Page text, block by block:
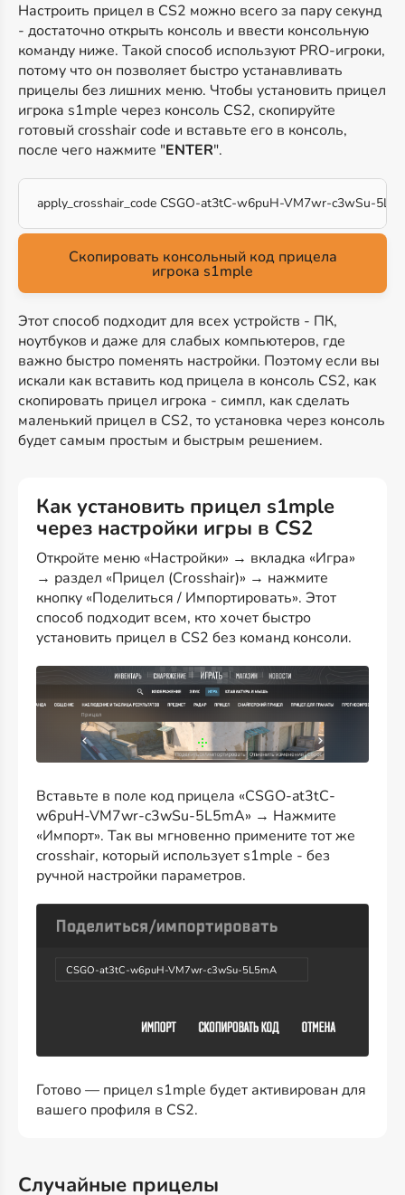
Настроить прицел в CS2 можно всего за пару секунд
- достаточно открыть консоль и ввести консольную
команду ниже. Такой способ используют PRO-игроки,
потому что он позволяет быстро устанавливать
прицелы без лишних меню. Чтобы установить прицел
игрока s1mple через консоль CS2, скопируйте
готовый crosshair code и вставьте его в консоль,
после чего нажмите "ENTER".
apply_crosshair_code CSGO-at3tC-w6puH-VM7wr-c3wSu-
Скопировать консольный код прицела
игрока s1mple
Этот способ подходит для всех устройств - ПК,
ноутбуков и даже для слабых компьютеров, где
важно быстро поменять настройки. Поэтому если вы
искали как вставить код прицела в консоль CS2, как
скопировать прицел игрока - симпл, как сделать
маленький прицел в CS2, то установка через консоль
будет самым простым и быстрым решением.
Как установить прицел s1mple
через настройки игры в CS2
Откройте меню «Настройки» → вкладка «Игра»
→ раздел «Прицел (Crosshair)» → нажмите
кнопку «Поделиться / Импортировать». Этот
способ подходит всем, кто хочет быстро
установить прицел в CS2 без команд консоли.
Вставьте в поле код прицела «CSGO-at3tC-
w6puH-VM7wr-c3wSu-5L5mA» → Нажмите
«Импорт». Так вы мгновенно примените тот же
crosshair, который использует s1mple - без
ручной настройки параметров.
CSGO-at3tC-w6puH-VM7wr-c3wSu-5L5mA
Готово — прицел s1mple будет активирован для
вашего профиля в CS2.
Случайные прицелы